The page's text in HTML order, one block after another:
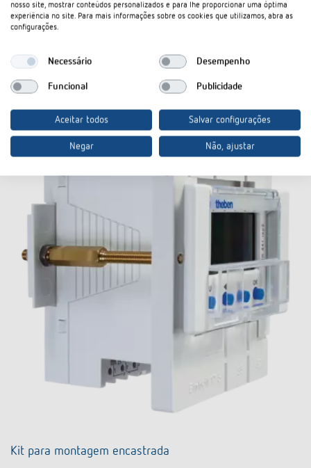
Ficha técnica
Kit para montagem encastrada
nosso site, mostrar conteúdos personalizados e para lhe proporcionar uma óptima
experiência no site. Para mais informações sobre os cookies que utilizamos, abra as
configurações.
Necessário Desempenho
Funcional Publicidade
Aceitar todos Salvar configurações
Negar Não, ajustar